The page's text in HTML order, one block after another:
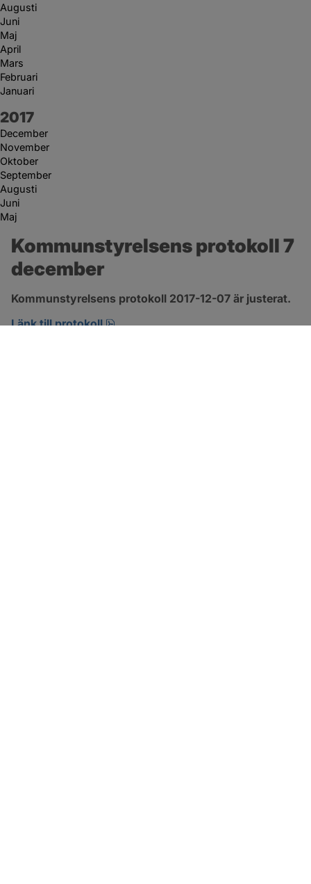
Augusti
Juni
Maj
April
Mars
Februari
Januari
År:
2017
December
November
Oktober
September
Augusti
Juni
Maj
Kommunstyrelsens protokoll 7
december
Kommunstyrelsens protokoll 2017-12-07 är justerat.
Länk till protokoll
pdf, 123.1 kB, öppnas i nytt fönster.